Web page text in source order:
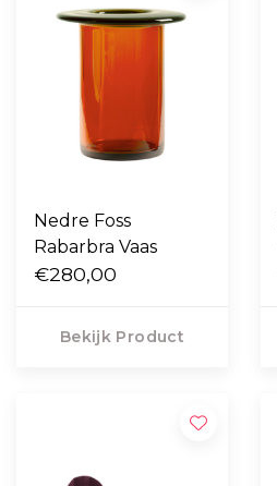
Nedre Foss
Rabarbra Vaas
€280,00
Bekijk Product